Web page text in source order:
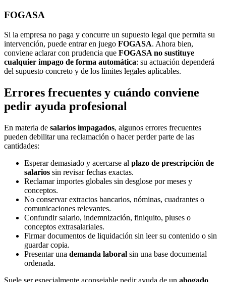
FOGASA
Si la empresa no paga y concurre un supuesto legal que permita su
intervención, puede entrar en juego FOGASA. Ahora bien,
conviene aclarar con prudencia que FOGASA no sustituye
cualquier impago de forma automática: su actuación dependerá
del supuesto concreto y de los límites legales aplicables.
Errores frecuentes y cuándo conviene
pedir ayuda profesional
En materia de salarios impagados, algunos errores frecuentes
pueden debilitar una reclamación o hacer perder parte de las
cantidades:
Esperar demasiado y acercarse al plazo de prescripción de
salarios sin revisar fechas exactas.
Reclamar importes globales sin desglose por meses y
conceptos.
No conservar extractos bancarios, nóminas, cuadrantes o
comunicaciones relevantes.
Confundir salario, indemnización, finiquito, pluses o
conceptos extrasalariales.
Firmar documentos de liquidación sin leer su contenido o sin
guardar copia.
Presentar una demanda laboral sin una base documental
ordenada.
Suele ser especialmente aconsejable pedir ayuda de un abogado